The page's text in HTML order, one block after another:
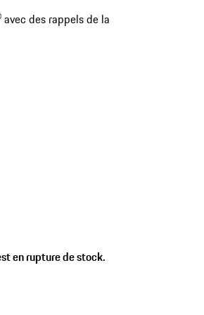
avec des rappels de la
en rupture de stock.